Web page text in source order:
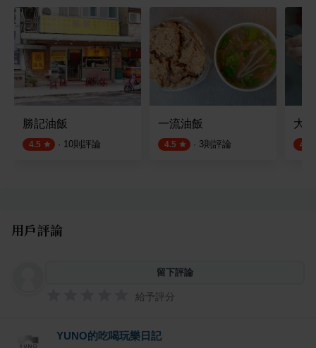
勝記油飯
4.5 · 10則評論
一流油飯
4.5 · 3則評論
大
4.9
用戶評論
留下評論
給予評分
YUNO的吃喝玩樂日記